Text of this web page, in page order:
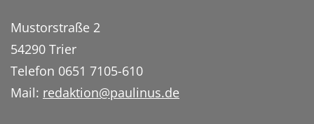
Mustorstraße 2
54290 Trier
Telefon 0651 7105-610
Mail: redaktion@paulinus.de